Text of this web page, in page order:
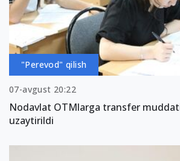
"Perevod" qilish
07-avgust 20:22
Nodavlat OTMlarga transfer
uzaytirildi